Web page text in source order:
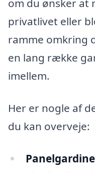
om du ønsker at
privatlivet eller
ramme omkring
en lang række
imellem.
Her er nogle af
du kan overveje: